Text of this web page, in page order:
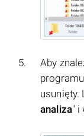
Aby
usunięty.
analiza" i